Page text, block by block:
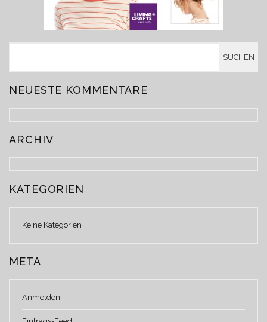
NEUESTE KOMMENTARE
ARCHIV
KATEGORIEN
Keine Kategorien
META
Anmelden